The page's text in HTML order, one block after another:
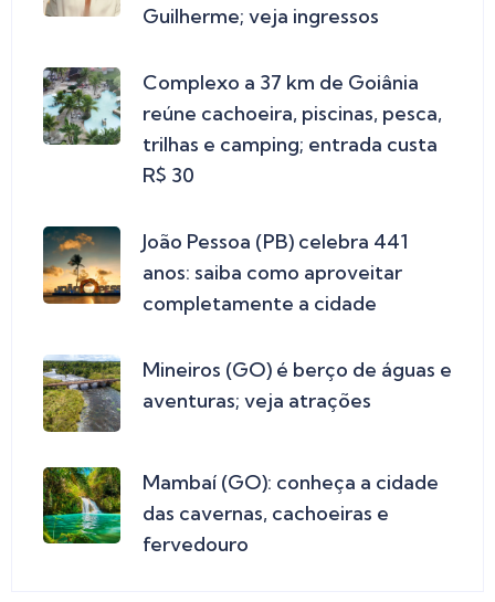
Guilherme; veja ingressos
Complexo a 37 km de Goiânia
reúne cachoeira, piscinas, pesca,
trilhas e camping; entrada custa
R$ 30
João Pessoa (PB) celebra 441
anos: saiba como aproveitar
completamente a cidade
Mineiros (GO) é berço de águas e
aventuras; veja atrações
Mambaí (GO): conheça a cidade
das cavernas, cachoeiras e
fervedouro